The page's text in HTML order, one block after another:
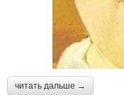
читать дальше →